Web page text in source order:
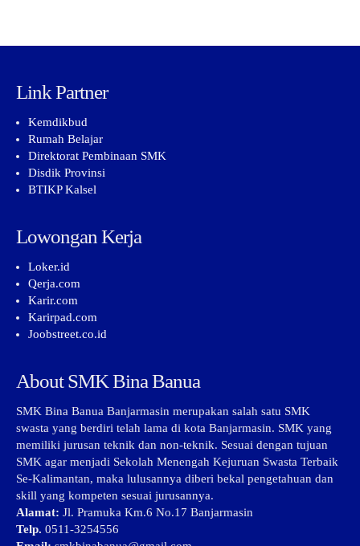
Link Partner
Kemdikbud
Rumah Belajar
Direktorat Pembinaan SMK
Disdik Provinsi
BTIKP Kalsel
Lowongan Kerja
Loker.id
Qerja.com
Karir.com
Karirpad.com
Joobstreet.co.id
About SMK Bina Banua
SMK Bina Banua Banjarmasin merupakan salah satu SMK
swasta yang berdiri telah lama di kota Banjarmasin. SMK yang
memiliki jurusan teknik dan non-teknik. Sesuai dengan tujuan
SMK agar menjadi Sekolah Menengah Kejuruan Swasta Terbaik
Se-Kalimantan, maka lulusannya diberi bekal pengetahuan dan
skill yang kompeten sesuai jurusannya.
Alamat: Jl. Pramuka Km.6 No.17 Banjarmasin
Telp. 0511-3254556